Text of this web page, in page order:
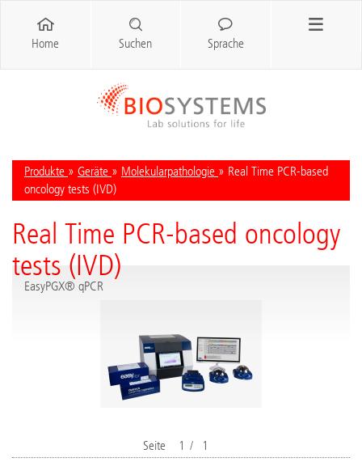
Produkte » Geräte » Molekularpathologie » Real Time PCR-based
oncology tests (IVD)
Real Time PCR-based oncology
tests (IVD)
EasyPGX® qPCR
Seite 1 / 1
Home Suchen Sprache